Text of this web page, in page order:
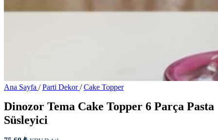
Ana Sayfa / Parti Dekor/ Cake Topper
Dinozor Tema Cake Topper 6 Parça Pasta
Süsleyici